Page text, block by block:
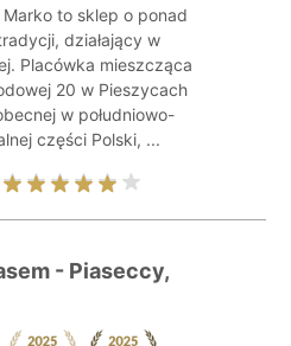
to sklep o ponad
działający w
Placówka mieszcząca
20 w Pieszycach
w południowo-
części Polski, ...
- Piaseccy,